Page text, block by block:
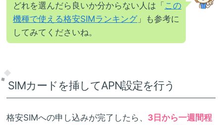
どれを選んだら良いか分からない人は「 この
機種で使える格安SIMランキング 」も参考に
してみてくださいね。
SIMカードを挿してAPN設定を行う
格安SIMへの申し込みが完了したら、 3日から一週間程